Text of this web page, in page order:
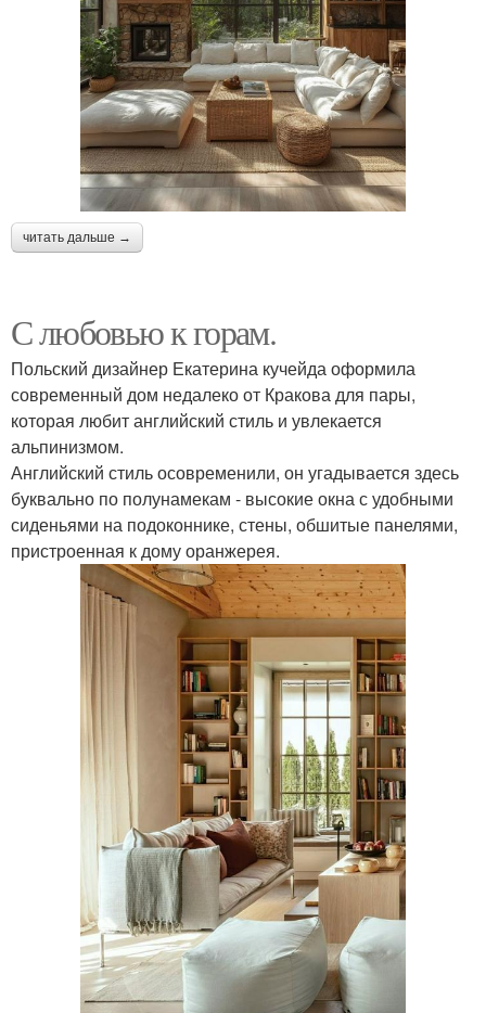
читать дальше →
С любовью к горам.
Польский дизайнер Екатерина кучейда оформила
современный дом недалеко от Кракова для пары,
которая любит английский стиль и увлекается
альпинизмом.
Английский стиль осовременили, он угадывается здесь
буквально по полунамекам - высокие окна с удобными
сиденьями на подоконнике, стены, обшитые панелями,
пристроенная к дому оранжерея.